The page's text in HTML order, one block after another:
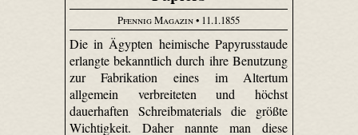
Pfennig Magazin• 11.1.1855
Die in Ägypten heimische Papyrusstaude
erlangte bekanntlich durch ihre Benutzung
zur Fabrikation eines im Altertum
allgemein verbreiteten und höchst
dauerhaften Schreibmaterials die größte
Wichtigkeit. Daher nannte man diese